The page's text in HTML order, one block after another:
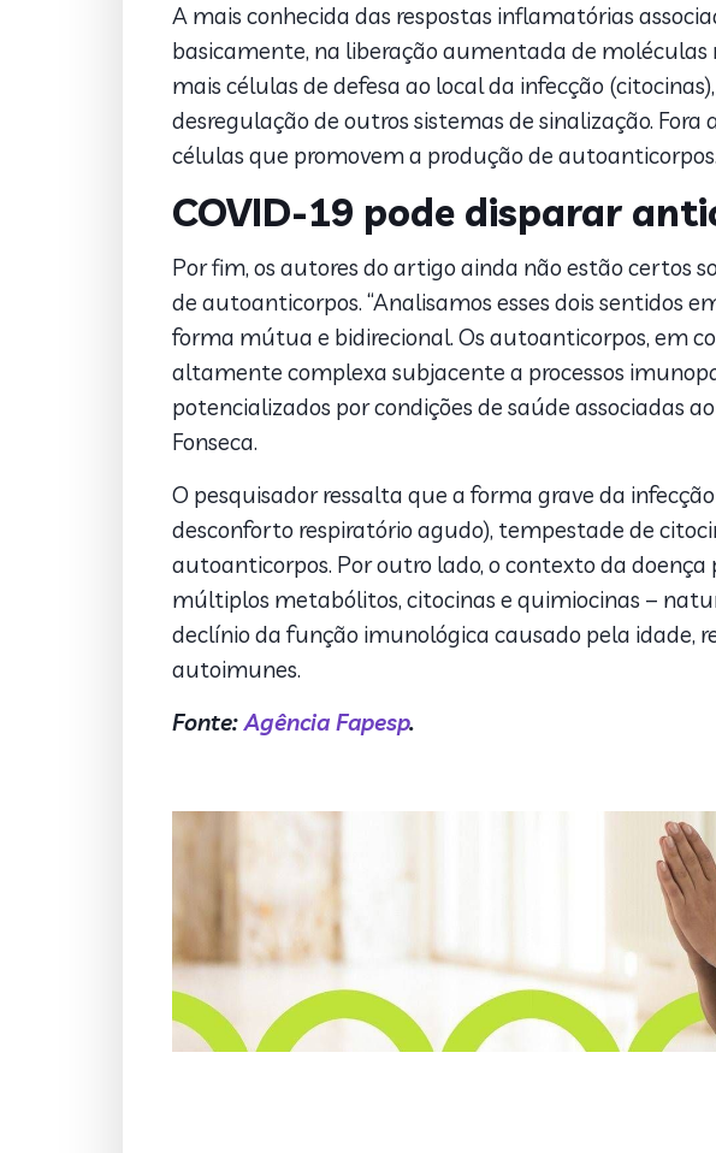
A mais conhecida das respostas inflamatórias
basicamente, na liberação aumentada de moléculas
mais células de defesa ao local da infecção
desregulação de outros sistemas de sinalização.
células que promovem a produção de autoanticorpos.
COVID-19 pode disparar
Por fim, os autores do artigo ainda não estão certos
de autoanticorpos. “Analisamos esses dois sentidos
forma mútua e bidirecional. Os autoanticorpos, em
altamente complexa subjacente a processos
potencializados por condições de saúde associadas
Fonseca.
O pesquisador ressalta que a forma grave da
desconforto respiratório agudo), tempestade de
autoanticorpos. Por outro lado, o contexto da
múltiplos metabólitos, citocinas e quimiocinas –
declínio da função imunológica causado pela idade,
autoimunes.
Fonte:Agência Fapesp.